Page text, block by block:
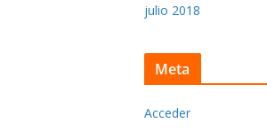
julio 2018
Meta
Acceder